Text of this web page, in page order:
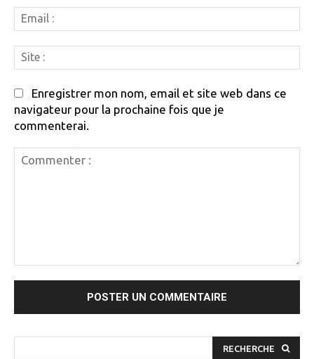
:
:
Enregistrer mon nom, email et site web dans ce
navigateur pour la prochaine fois que je
commenterai.
RECHERCHE